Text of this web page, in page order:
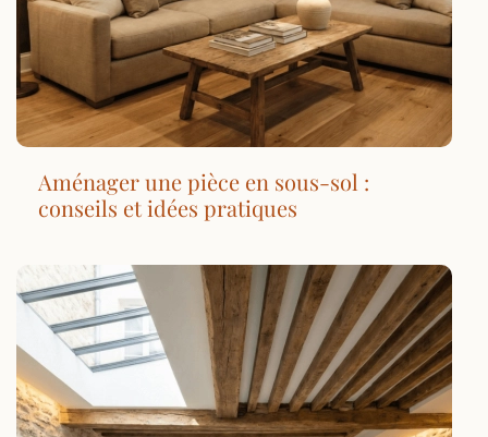
Aménager une pièce en sous-sol :
conseils et idées pratiques